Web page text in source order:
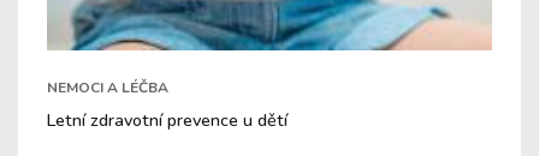
NEMOCI A LÉČBA
Letní zdravotní prevence u dětí